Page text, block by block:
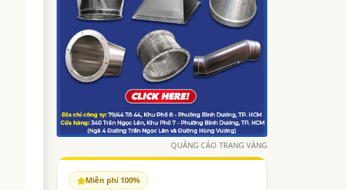
QUẢNG CÁO TRANG VÀNG
Miễn phí 100%